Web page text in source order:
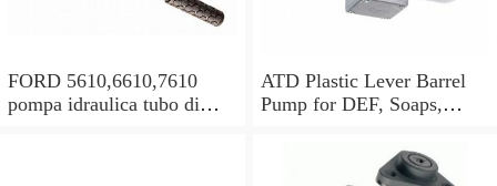
FORD 5610,6610,7610
pompa idraulica tubo di
ATD Plastic Lever Barrel
Pump for DEF, Soaps,